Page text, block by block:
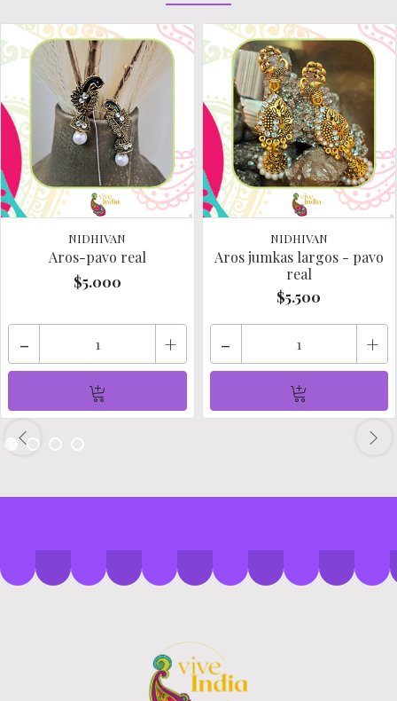
NIDHIVAN
Aros-pavo real
$5.000
- +
NIDHIVAN
Aros jumkas largos - pavo
real
$5.500
- +